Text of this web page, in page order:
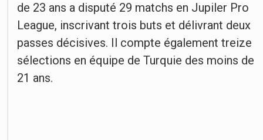
de 23 ans a disputé 29 matchs en Jupiler Pro
League, inscrivant trois buts et délivrant deux
passes décisives. Il compte également treize
sélections en équipe de Turquie des moins de
21 ans.